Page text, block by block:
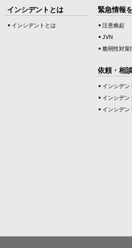
インシデントとは
インシデントとは
緊急情報
注意喚起
JVN
脆弱性対策
依頼・相
インシデン
インシデン
インシデン